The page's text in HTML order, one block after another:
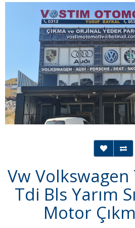
Vw
Tdi Bls Yarım
Motor